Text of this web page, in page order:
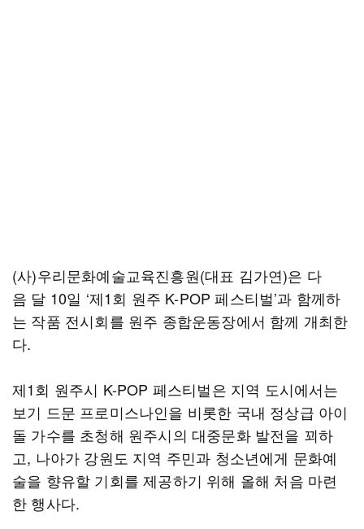
(사)우리문화예술교육진흥원(대표 김가연)은 다
음 달 10일 ‘제1회 원주 K-POP 페스티벌’과 함께하
는 작품 전시회를 원주 종합운동장에서 함께 개최한
다.
제1회 원주시 K-POP 페스티벌은 지역 도시에서는
보기 드문 프로미스나인을 비롯한 국내 정상급 아이
돌 가수를 초청해 원주시의 대중문화 발전을 꾀하
고, 나아가 강원도 지역 주민과 청소년에게 문화예
술을 향유할 기회를 제공하기 위해 올해 처음 마련
한 행사다.